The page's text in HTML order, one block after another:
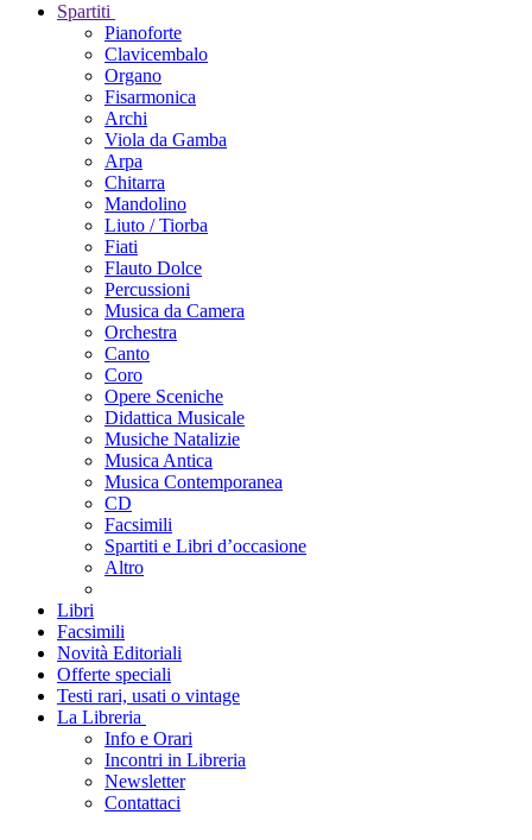
Spartiti
Pianoforte
Clavicembalo
Organo
Fisarmonica
Archi
Viola da Gamba
Arpa
Chitarra
Mandolino
Liuto / Tiorba
Fiati
Flauto Dolce
Percussioni
Musica da Camera
Orchestra
Canto
Coro
Opere Sceniche
Didattica Musicale
Musiche Natalizie
Musica Antica
Musica Contemporanea
CD
Facsimili
Spartiti e Libri d’occasione
Altro
Libri
Facsimili
Novità Editoriali
Offerte speciali
Testi rari, usati o vintage
La Libreria
Info e Orari
Incontri in Libreria
Newsletter
Contattaci